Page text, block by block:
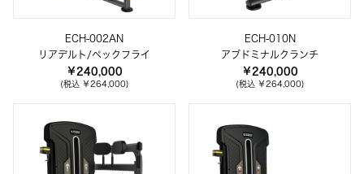
ECH-002AN
リアデルト/ペックフライ
￥240,000
(税込 ￥264,000)
ECH-010N
アブドミナルクランチ
￥240,000
(税込 ￥264,000)